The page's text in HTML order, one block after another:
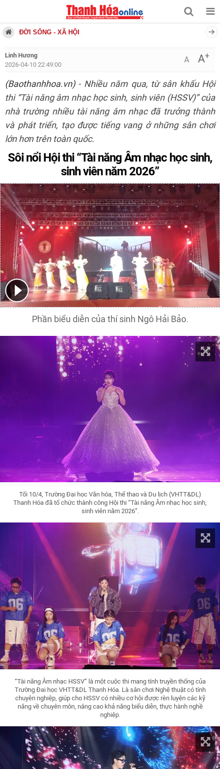
ĐỜI SỐNG - XÃ HỘI
Linh Hương
2026-04-10 22:49:00
A A+
(Baothanhhoa.vn)- Nhiều năm qua, từ sân khấu Hội
thi “Tài năng âm nhạc học sinh, sinh viên (HSSV)” của
nhà trường nhiều tài năng âm nhạc đã trưởng thành
và phát triển, tạo được tiếng vang ở những sân chơi
lớn hơn trên toàn quốc.
Sôi nổi Hội thi “Tài năng Âm nhạc học sinh,
sinh viên năm 2026”
Phần biểu diễn của thí sinh Ngô Hải Bảo.
Tối 10/4, Trường Đại học Văn hóa, Thể thao và Du lịch (VHTT&DL)
Thanh Hóa đã tổ chức thành công Hội thi “Tài năng Âm nhạc học sinh,
sinh viên năm 2026”.
“Tài năng Âm nhạc HSSV” là một cuộc thi mang tính truyền thống của
Trường Đai học VHTT&DL Thanh Hóa. Là sân chơi Nghệ thuật có tính
chuyên nghiệp, giúp cho HSSV có nhiều cơ hội được rèn luyện các kỹ
năng về chuyên môn, nâng cao khả năng biểu diễn, thực hành nghề
nghiệp.